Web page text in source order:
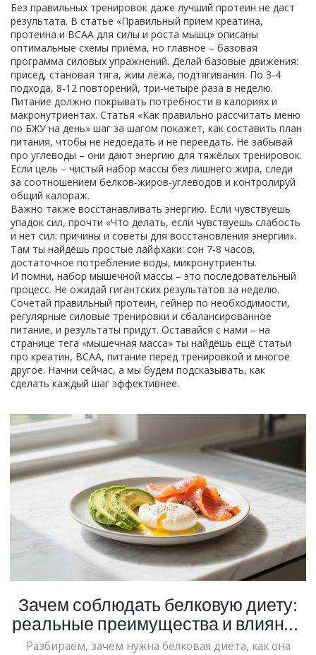
Без правильных тренировок даже лучший протеин не даст
результата. В статье «Правильный прием креатина,
протеина и BCAA для силы и роста мышц» описаны
оптимальные схемы приёма, но главное – базовая
программа силовых упражнений. Делай базовые движения:
присед, становая тяга, жим лёжа, подтягивания. По 3‑4
подхода, 8‑12 повторений, три‑четыре раза в неделю.
Питание должно покрывать потребности в калориях и
макронутриентах. Статья «Как правильно рассчитать меню
по БЖУ на день» шаг за шагом покажет, как составить план
питания, чтобы не недоедать и не переедать. Не забывай
про углеводы – они дают энергию для тяжёлых тренировок.
Если цель – чистый набор массы без лишнего жира, следи
за соотношением белков‑жиров‑углеводов и контролируй
общий калораж.
Важно также восстанавливать энергию. Если чувствуешь
упадок сил, прочти «Что делать, если чувствуешь слабость
и нет сил: причины и советы для восстановления энергии».
Там ты найдёшь простые лайфхаки: сон 7‑8 часов,
достаточное потребление воды, микронутриенты.
И помни, набор мышечной массы – это последовательный
процесс. Не ожидай гигантских результатов за неделю.
Сочетай правильный протеин, гейнер по необходимости,
регулярные силовые тренировки и сбалансированное
питание, и результаты придут. Оставайся с нами – на
странице тега «мышечная масса» ты найдёшь ещё статьи
про креатин, BCAA, питание перед тренировкой и многое
другое. Начни сейчас, а мы будем подсказывать, как
сделать каждый шаг эффективнее.
Зачем соблюдать белковую диету:
реальные преимущества и влияние
на организм
Разбираем, зачем нужна белковая диета, как она